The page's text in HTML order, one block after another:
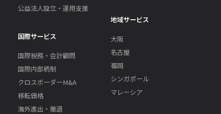
公益法人設立・運用支援
国際サービス
国際税務・会計顧問
国際内部統制
クロスボーダーM&A
移転価格
海外進出・撤退
地域サービス
大阪
名古屋
福岡
シンガポール
マレーシア